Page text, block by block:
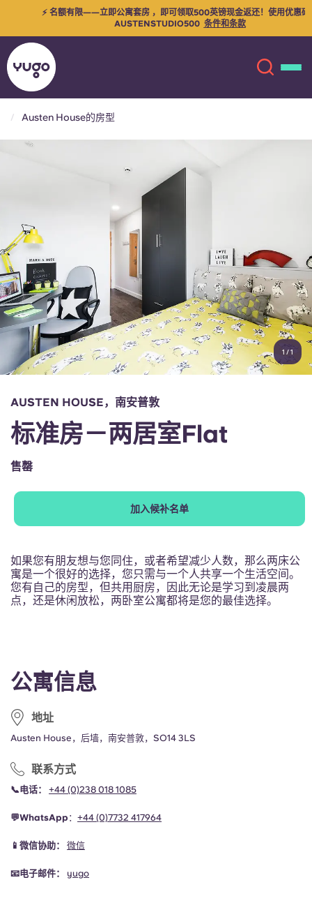
关于我们
更多
账户 语言
English (GB)
English (US)
Chinese
Català
Italian
选择一个国家
立即预订
Chinese
Deutsch
Italian French
Portuguese
⚡ 名额有限——立即公寓套房 ，即可领取500英镑现金返还！使用优惠码：
AUSTENSTUDIO500条件和条款
Austen House的房型
1 /1
公寓信息
地址
Austen House，后墙，南安普敦，SO14 3LS
联系方式
📞电话： +44 (0)238 018 1085
💬WhatsApp ： +44 (0)7732 417964
📱微信协助： 微信
📧电子邮件： yugo
AUSTEN HOUSE，南安普敦
标准房－两居室Flat
售罄
加入候补名单
如果您有朋友想与您同住，或者希望减少人数，那么两床公
寓是一个很好的选择，您只需与一个人共享一个生活空间。
您有自己的房型，但共用厨房，因此无论是学习到凌晨两
点，还是休闲放松，两卧室公寓都将是您的最佳选择。